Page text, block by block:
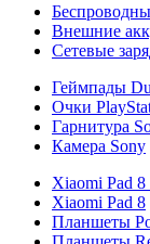
Внешние
Сетевые
Геймпады
Очки
Гарнитура
Камера Sony
Xiaomi Pad 8
Xiaomi Pad 8
Планшеты